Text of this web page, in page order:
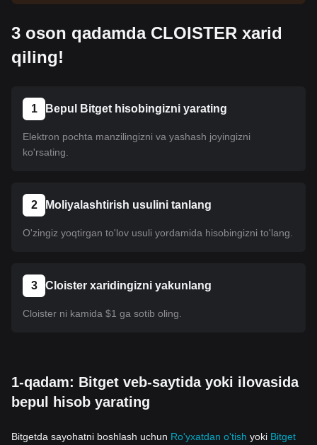
bo'lgach, uni sotib olish uchun bizning
o'quv qo'llanma Bitgetdagi barcha ro'yxatga olingan
3 oson qadamda CLOISTER xarid
qiling!
1 Bepul Bitget hisobingizni yarating
Elektron pochta manzilingizni va yashash joyingizni
ko'rsating.
2 Moliyalashtirish usulini tanlang
O'zingiz yoqtirgan to'lov usuli yordamida hisobingizni to'lang.
3 Cloister xaridingizni yakunlang
Cloister ni kamida $1 ga sotib oling.
1-qadam: Bitget veb-saytida yoki ilovasida
bepul hisob yarating
Bitgetda sayohatni boshlash uchun Ro'yxatdan o'tish yoki Bitget